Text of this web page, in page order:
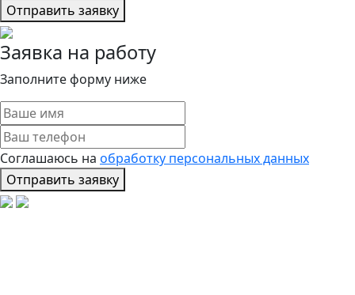
Отправить заявку
Заявка на работу
Заполните форму ниже
Соглашаюсь на обработку персональных данных
Отправить заявку